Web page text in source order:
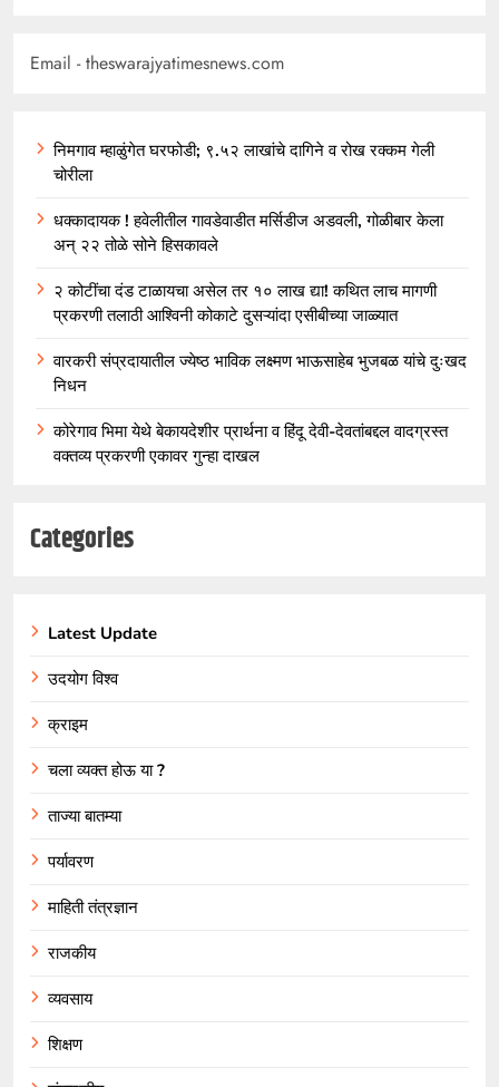
Email - theswarajyatimesnews.com
निमगाव म्हाळुंगेत घरफोडी; ९.५२ लाखांचे दागिने व रोख रक्कम गेली
चोरीला
धक्कादायक ! हवेलीतील गावडेवाडीत मर्सिडीज अडवली, गोळीबार केला
अन् २२ तोळे सोने हिसकावले
२ कोटींचा दंड टाळायचा असेल तर १० लाख द्या! कथित लाच मागणी
प्रकरणी तलाठी आश्विनी कोकाटे दुसऱ्यांदा एसीबीच्या जाळ्यात
वारकरी संप्रदायातील ज्येष्ठ भाविक लक्ष्मण भाऊसाहेब भुजबळ यांचे दुःखद
निधन
कोरेगाव भिमा येथे बेकायदेशीर प्रार्थना व हिंदू देवी-देवतांबद्दल वादग्रस्त
वक्तव्य प्रकरणी एकावर गुन्हा दाखल
Categories
Latest Update
उदयोग विश्व
क्राइम
चला व्यक्त होऊ या ?
ताज्या बातम्या
पर्यावरण
माहिती तंत्रज्ञान
राजकीय
व्यवसाय
शिक्षण